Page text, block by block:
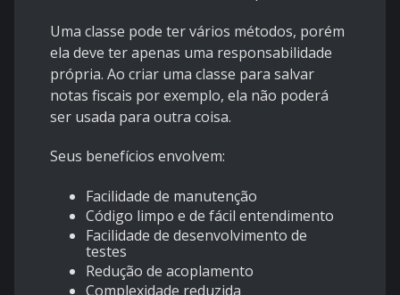
Uma classe pode ter vários métodos, porém
ela deve ter apenas uma responsabilidade
própria. Ao criar uma classe para salvar
notas fiscais por exemplo, ela não poderá
ser usada para outra coisa.
Seus benefícios envolvem:
Facilidade de manutenção
Código limpo e de fácil entendimento
Facilidade de desenvolvimento de
testes
Redução de acoplamento
Complexidade reduzida